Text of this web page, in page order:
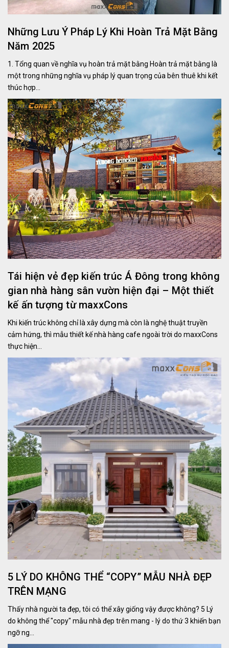
Những Lưu Ý Pháp Lý Khi Hoàn Trả Mặt Bằng
Năm 2025
1. Tổng quan về nghĩa vụ hoàn trả mặt bằng Hoàn trả mặt bằng là
một trong những nghĩa vụ pháp lý quan trọng của bên thuê khi kết
thúc hợp...
Tái hiện vẻ đẹp kiến trúc Á Đông trong không
gian nhà hàng sân vườn hiện đại – Một thiết
kế ấn tượng từ maxxCons
Khi kiến trúc không chỉ là xây dựng mà còn là nghệ thuật truyền
cảm hứng, thì mẫu thiết kế nhà hàng cafe ngoài trời do maxxCons
thực hiện...
5 LÝ DO KHÔNG THỂ “COPY” MẪU NHÀ ĐẸP
TRÊN MẠNG
Thấy nhà người ta đẹp, tôi có thể xây giống vậy được không? 5 Lý
do không thể "copy" mẫu nhà đẹp trên mang - lý do thứ 3 khiến bạn
ngỡ ng...